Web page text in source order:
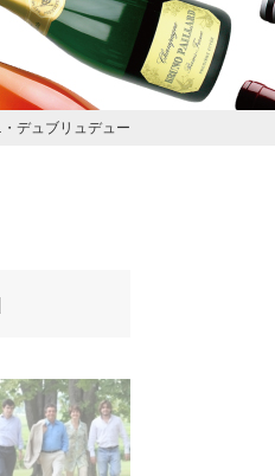
・デュブリュデュー